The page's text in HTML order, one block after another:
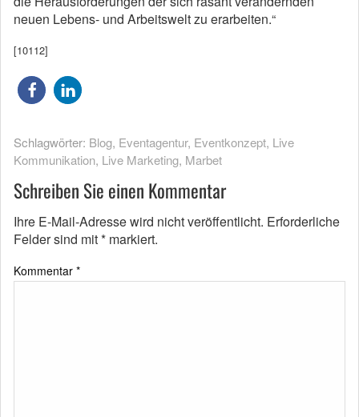
neuen Lebens- und Arbeitswelt zu erarbeiten.“
[10112]
Schlagwörter: Blog, Eventagentur, Eventkonzept, Live
Kommunikation, Live Marketing, Marbet
Schreiben Sie einen Kommentar
Ihre E-Mail-Adresse wird nicht veröffentlicht. Erforderliche
Felder sind mit* markiert.
Kommentar *